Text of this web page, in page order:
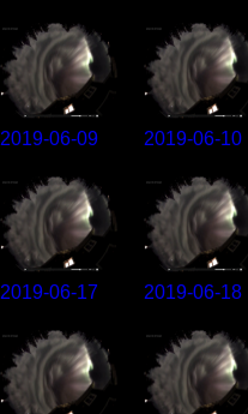
2019-06-09 2019-06-10
2019-06-17 2019-06-18